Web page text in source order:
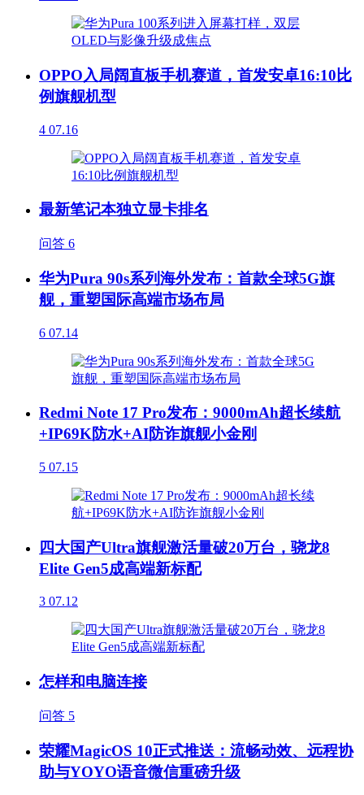
OPPO入局阔直板手机赛道，首发安卓16:10比
例旗舰机型
4 07.16
最新笔记本独立显卡排名
问答 6
华为Pura 90s系列海外发布：首款全球5G旗
舰，重塑国际高端市场布局
6 07.14
Redmi Note 17 Pro发布：9000mAh超长续航
+IP69K防水+AI防诈旗舰小金刚
5 07.15
四大国产Ultra旗舰激活量破20万台，骁龙8
Elite Gen5成高端新标配
3 07.12
怎样和电脑连接
问答 5
荣耀MagicOS 10正式推送：流畅动效、远程协
助与YOYO语音微信重磅升级